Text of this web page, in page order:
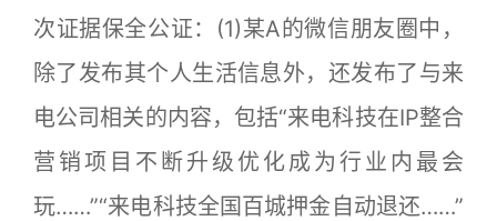
次证据保全公证：(1)某A的微信朋友圈中，
除了发布其个人生活信息外，还发布了与来
电公司相关的内容，包括“来电科技在IP整合
营销项目不断升级优化成为行业内最会
玩……”“来电科技全国百城押金自动退还……”